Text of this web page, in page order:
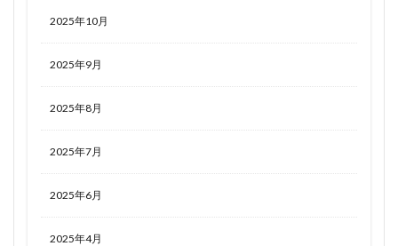
2025年10月
2025年9月
2025年8月
2025年7月
2025年6月
2025年4月